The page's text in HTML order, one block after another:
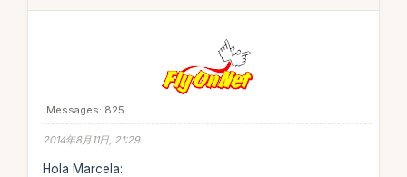
Messages: 825
2014年8月11日, 21:29
Hola Marcela: